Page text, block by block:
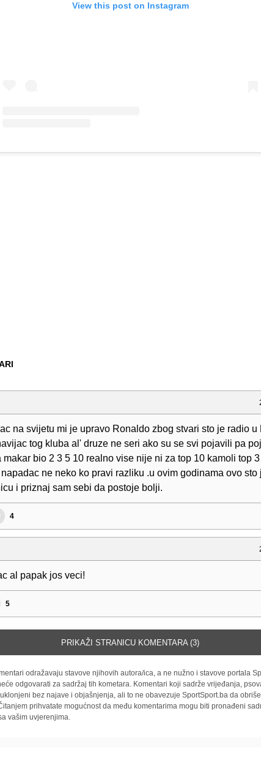
View this post on Instagram
na svijetu mi je upravo Ronaldo zbog stvari sto je radio u
tog kluba al' druze ne seri ako su se svi pojavili pa
makar bio 2 3 5 10 realno vise nije ni za top 10 kamoli top
ne neko ko pravi razliku .u ovim godinama ovo sto
i priznaj sam sebi da postoje bolji.
4
al papak jos veci!
5
PRIKAŽI STRANICU KOMENTARA (3)
odražavaju stavove njihovih autora/ica, a ne nužno i stavove portala
odgovarati za sadržaj tih kometara. Komentari koji sadrže vrijeđanja,
bez najave i objašnjenja, ali to ne obavezuje SportSport.ba da
prihvatate mogućnost da među komentarima mogu biti pronađeni
vašim uvjerenjima.